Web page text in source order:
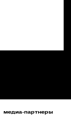
медиа-партнеры